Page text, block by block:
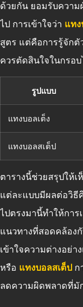
ด้วยกัน ยอมรับควา
ไป การเข้าใจว่า แท
สูตร แต่คือการรู้จักตั
ควรตัดสินใจในกรอ
รูปแบบ
แทงบอลเต็ง
แทงบอลสเต็ป
ตารางนี้ช่วยสรุปให้เ
แต่ละแบบมีผลต่อวิธี
ไปตรงมานี้ทำให้กา
แนวทางที่สอดคล้อง
เข้าใจความต่างอย่า
หรือ แทงบอลสเต็ป ก
ลดความผิดพลาดที่มั